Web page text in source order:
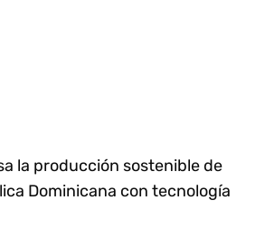
la producción sostenible de
Dominicana con tecnología